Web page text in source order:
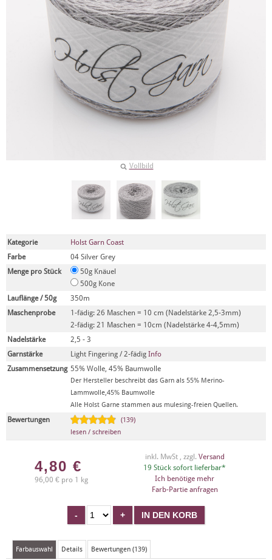
Vollbild
Kategorie
Holst Garn Coast
Farbe
04 Silver Grey
Menge pro Stück
50g Knäuel
500g Kone
Lauflänge / 50g
350m
Maschenprobe
1-fädig: 26 Maschen = 10 cm (Nadelstärke 2,5-3mm)
2-fädig: 21 Maschen = 10cm (Nadelstärke 4-4,5mm)
Nadelstärke
2,5 - 3
Garnstärke
Light Fingering / 2-fädig Info
Zusammensetzung 55% Wolle, 45% Baumwolle
Der Hersteller beschreibt das Garn als 55% Merino-
Lammwolle,45% Baumwolle
Alle Holst Garne stammen aus mulesing-freien Quellen.
Bewertungen
(139)
lesen / schreiben
4,80 €
96,00 € pro 1 kg
inkl. MwSt , zzgl. Versand
19 Stück sofort lieferbar*
Ich benötige mehr
Farb-Partie anfragen
Farbauswahl Details Bewertungen (139)